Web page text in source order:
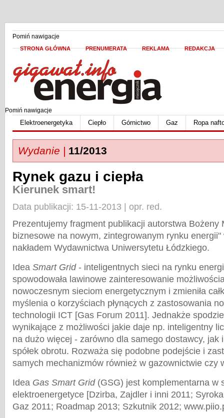
Pomiń nawigacje
STRONA GŁÓWNA PRENUMERATA REKLAMA REDAKCJA
Pomiń nawigacje
Elektroenergetyka Ciepło Górnictwo Gaz Ropa
Wydanie | 11/2013
Rynek gazu i ciepła
Kierunek smart!
Data publikacji: 15-11-2013 | opr. red.
Prezentujemy fragment publikacji autorstwa Bożeny
biznesowe na nowym, zintegrowanym rynku
nakładem Wydawnictwa Uniwersytetu Łódzkiego.
Idea Smart Grid- inteligentnych sieci na rynku
spowodowała lawinowe zainteresowanie
nowoczesnym sieciom energetycznym i zmieniła
myślenia o korzyściach płynących z zastosowania
technologii ICT [Gas Forum 2011]. Jednakże
wynikające z możliwości jakie daje np. inteligentny
na dużo więcej - zarówno dla samego dostawcy, jak
spółek obrotu. Rozważa się podobne podejście i
samych mechanizmów również w gazownictwie czy
Idea Gas Smart Grid(GSG) jest komplementarna w
elektroenergetyce [Dzirba, Zajdler i inni 2011;
Gaz 2011; Roadmap 2013; Szkutnik 2012;